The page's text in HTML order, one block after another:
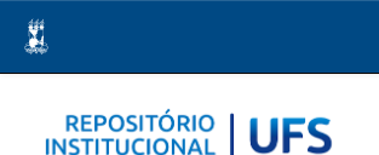
navigation